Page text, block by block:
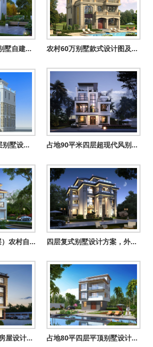
乡村高档四层豪华别墅自建房设计图，一层不带餐厅厨房户型 农村60万别墅款式设计图及外观效果图，客厅中空
114平方米农村四层别墅设计图纸及效果图，11X11米 占地90平米四层超现代风别墅设计图，享受高品质生活
简欧式三层半（4层）农村自建房别墅设计图效果图，带车库户型 四层复式别墅设计方案，外观气派布局实用，舒适宜居美极了！
80平方米农村四层房屋设计图纸及效果图 占地80平四层平顶别墅设计图，现代风房子效果图